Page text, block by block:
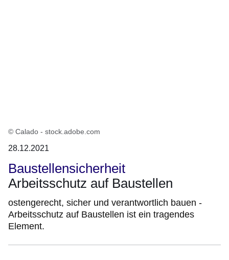
© Calado - stock.adobe.com
28.12.2021
Baustellensicherheit
Arbeitsschutz auf Baustellen
ostengerecht, sicher und verantwortlich bauen -
Arbeitsschutz auf Baustellen ist ein tragendes
Element.